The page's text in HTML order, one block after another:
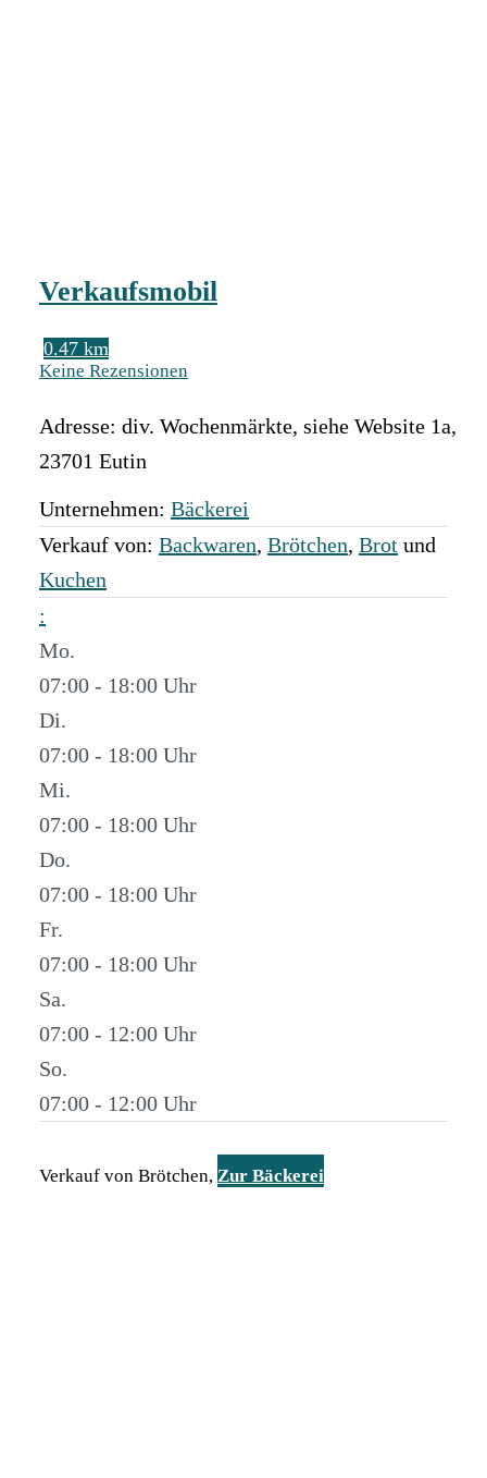
Verkaufsmobil
0.47 km
Keine Rezensionen
Adresse: div. Wochenmärkte, siehe Website 1a,
23701 Eutin
Unternehmen: Bäckerei
Verkauf von: Backwaren, Brötchen, Brot und
Kuchen
:
Mo.
07:00 - 18:00
Di.
07:00 - 18:00
Mi.
07:00 - 18:00
Do.
07:00 - 18:00
Fr.
07:00 - 18:00
Sa.
07:00 - 12:00
So.
07:00 - 12:00
Verkauf von Brötchen, Zur Bäckerei